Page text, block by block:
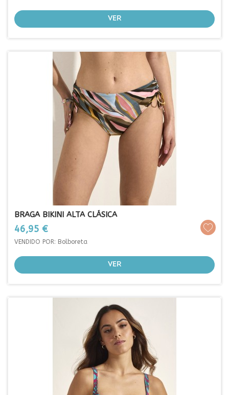
VER
BRAGA BIKINI ALTA CLÁSICA
Prezo
46,95 €
VENDIDO POR: Bolboreta
VER